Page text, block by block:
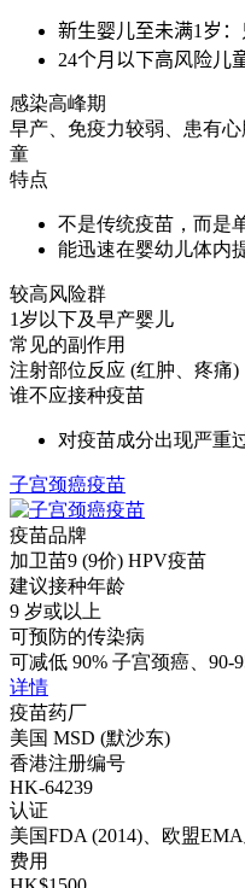
新生婴儿至未满1岁
24个月以下高风险儿
感染高峰期
早产、免疫力较弱、患有
童
特点
不是传统疫苗，而是
能迅速在婴幼儿体内
较高风险群
1岁以下及早产婴儿
常见的副作用
注射部位反应 (红肿、疼痛)
谁不应接种疫苗
对疫苗成分出现严重
子宫颈癌疫苗
疫苗品牌
加卫苗9 (9价) HPV疫苗
建议接种年龄
9 岁或以上
可预防的传染病
可减低 90% 子宫颈癌、90-
详情
疫苗药厂
美国 MSD (默沙东)
香港注册编号
HK-64239
认证
美国FDA (2014)、欧盟
费用